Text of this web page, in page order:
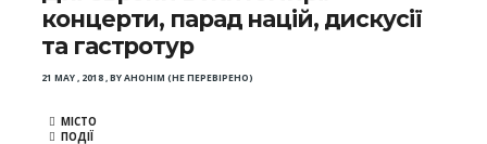
концерти, парад націй, дискусії
та гастротур
21 MAY , 2018,BYАНОНІМ (НЕ ПЕРЕВІРЕНО)
МІСТО
ПОДІЇ